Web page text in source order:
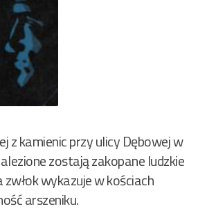
z kamienic przy ulicy Dębowej w
zostają zakopane ludzkie
zwłok wykazuje w kościach
arszeniku.